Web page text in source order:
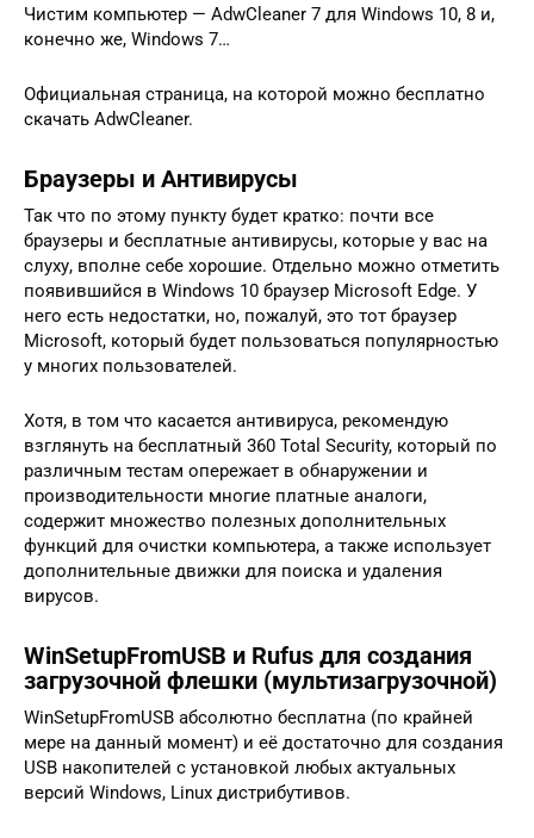
Чистим компьютер — AdwCleaner 7 для Windows 10, 8 и,
конечно же, Windows 7…
Официальная страница, на которой можно бесплатно
скачать AdwCleaner.
Браузеры и Антивирусы
Так что по этому пункту будет кратко: почти все
браузеры и бесплатные антивирусы, которые у вас на
слуху, вполне себе хорошие. Отдельно можно отметить
появившийся в Windows 10 браузер Microsoft Edge. У
него есть недостатки, но, пожалуй, это тот браузер
Microsoft, который будет пользоваться популярностью
у многих пользователей.
Хотя, в том что касается антивируса, рекомендую
взглянуть на бесплатный 360 Total Security, который по
различным тестам опережает в обнаружении и
производительности многие платные аналоги,
содержит множество полезных дополнительных
функций для очистки компьютера, а также использует
дополнительные движки для поиска и удаления
вирусов.
WinSetupFromUSB и Rufus для создания
загрузочной флешки (мультизагрузочной)
WinSetupFromUSB абсолютно бесплатна (по крайней
мере на данный момент) и её достаточно для создания
USB накопителей с установкой любых актуальных
версий Windows, Linux дистрибутивов.